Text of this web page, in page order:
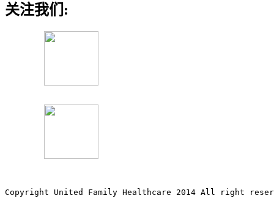
关注我们:
Copyright United Family Healthcare 2014 All right